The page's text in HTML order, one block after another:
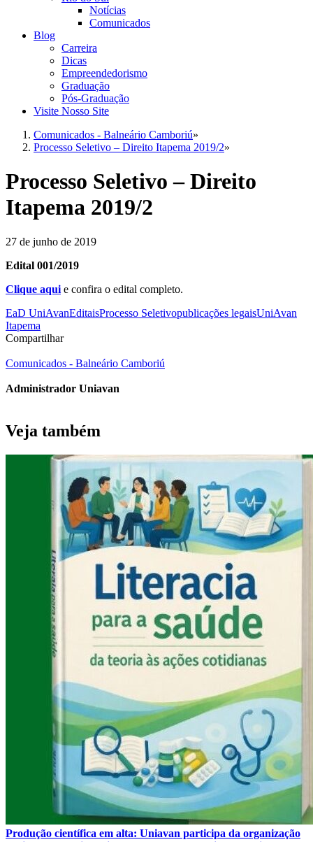
Notícias
Comunicados
Blog
Carreira
Dicas
Empreendedorismo
Graduação
Pós-Graduação
Visite Nosso Site
Comunicados - Balneário Camboriú»
Processo Seletivo – Direito Itapema 2019/2»
Processo Seletivo – Direito
Itapema 2019/2
27 de junho de 2019
Edital 001/2019
Clique aqui e confira o edital completo.
EaD UniAvanEditaisProcesso Seletivopublicações legaisUniAvan
Itapema
Compartilhar
Comunicados - Balneário Camboriú
Administrador Uniavan
Veja também
Produção científica em alta: Uniavan participa da organização